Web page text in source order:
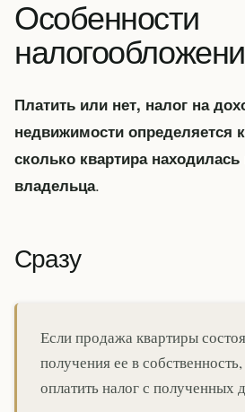
Особенности
Платить или нет, налог на
недвижимости определяется
сколько квартира
владельца.
Сразу
Если продажа квартиры
получения ее в
оплатить налог с полученных